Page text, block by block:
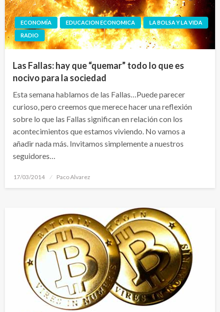
ECONOMÍA EDUCACION ECONOMICA
LA BOLSA Y LA VIDA
RADIO
Las Fallas: hay que “quemar” todo lo que es
nocivo para la sociedad
Esta semana hablamos de las Fallas…Puede parecer
curioso, pero creemos que merece hacer una reflexión
sobre lo que las Fallas significan en relación con los
acontecimientos que estamos viviendo. No vamos a
añadir nada más. Invitamos simplemente a nuestros
seguidores…
Publicado
17/03/2014 Paco Alvarez